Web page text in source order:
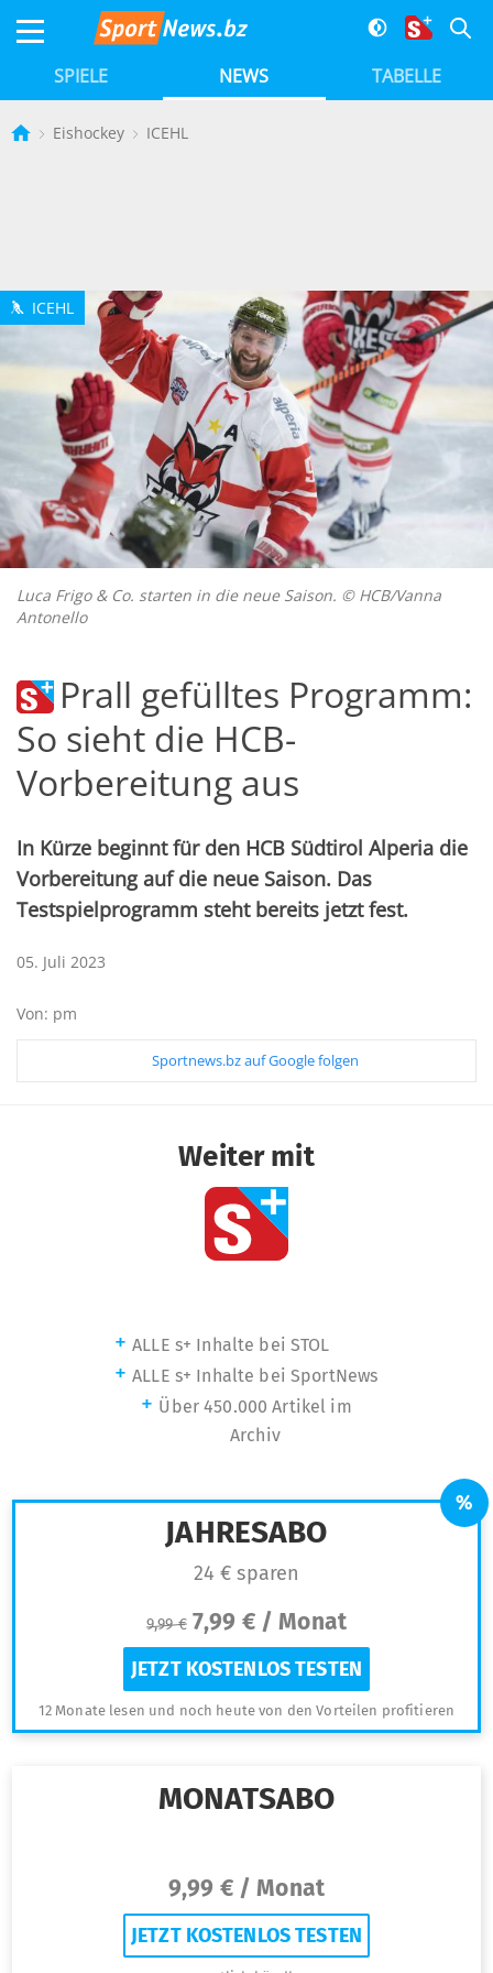
SPIELE NEWS TABELLE
Eishockey ICEHL
h ICEHL
Luca Frigo & Co. starten in die neue Saison. © HCB/Vanna
Antonello
Prall gefülltes Programm:
So sieht die HCB-
Vorbereitung aus
In Kürze beginnt für den HCB Südtirol Alperia die
Vorbereitung auf die neue Saison. Das
Testspielprogramm steht bereits jetzt fest.
05. Juli 2023
Von: pm
Sportnews.bz auf Google folgen